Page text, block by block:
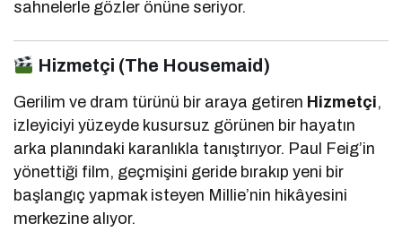
sahnelerle gözler önüne seriyor.
Hizmetçi (The Housemaid)
Gerilim ve dram türünü bir araya getiren Hizmetçi,
izleyiciyi yüzeyde kusursuz görünen bir hayatın
arka planındaki karanlıkla tanıştırıyor. Paul Feig’in
yönettiği film, geçmişini geride bırakıp yeni bir
başlangıç yapmak isteyen Millie’nin hikâyesini
merkezine alıyor.